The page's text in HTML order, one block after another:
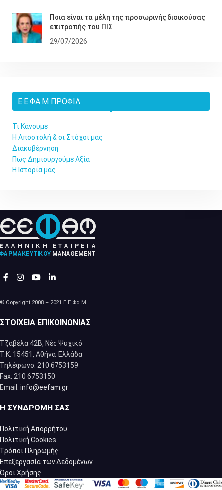
Ποια είναι τα μέλη της προσωρινής διοικούσας
επιτροπής του ΠΙΣ
29/07/2026
Ε.Ε.ΦΑ.Μ ΠΡΟΦΊΛ
Τι Κάνουμε
Η Αποστολή & οι Στόχοι μας
Διακυβέρνηση
Πως Δημιουργούμε Αξία
Η Ιστορία μας
© Copyright 2008 – 2021 Ε.Ε.Φα.Μ.
ΣΤΟΙΧΕΊΑ ΕΠΙΚΟΙΝΩΝΊΑΣ
Τζαβέλα 42Β, Νέο Ψυχικό
Τ.Κ. 15451, Αθήνα, Eλλάδα
Τηλέφωνο: 210 6753159
Fax: 210 6753150
Email: info@eefam.gr
Η ΣΥΝΔΡΟΜΉ ΣΑΣ
Πολιτική Απορρήτου
Πολιτική Cookies
Τρόποι Πληρωμής
Επεξεργασία των Δεδομένων
Όροι Χρήσης